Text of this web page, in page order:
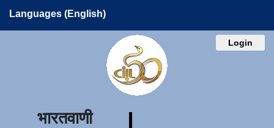
Languages (English)
Login
भारतवाणी